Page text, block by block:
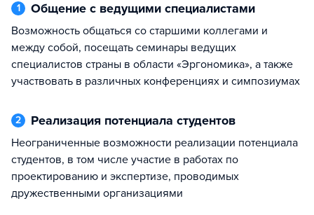
1 Общение с ведущими специалистами
Возможность общаться со старшими коллегами и
между собой, посещать семинары ведущих
специалистов страны в области «Эргономика», а также
участвовать в различных конференциях и симпозиумах
2 Реализация потенциала студентов
Неограниченные возможности реализации потенциала
студентов, в том числе участие в работах по
проектированию и экспертизе, проводимых
дружественными организациями